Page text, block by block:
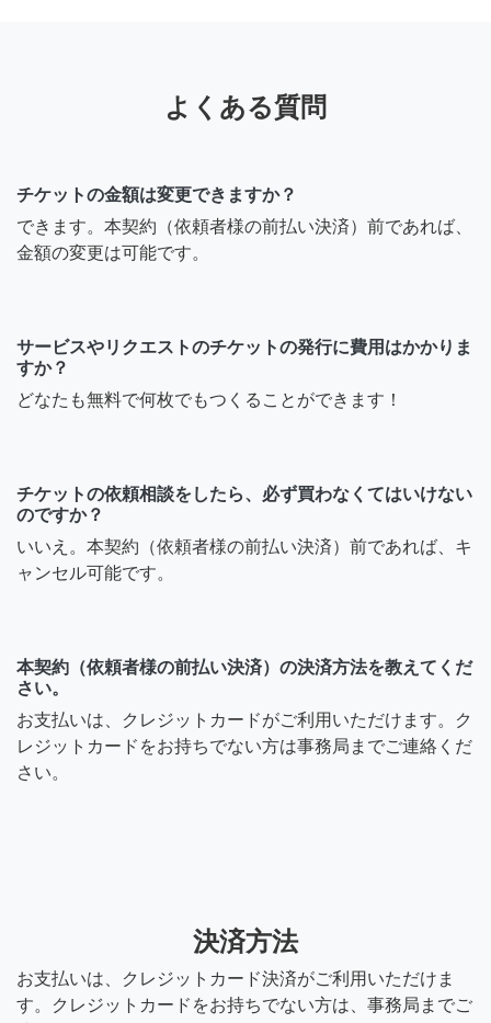
ことがあり、関東のサポー
ターさん達に相談すること
際は、急ぎで向かえる関東
のサポーターさんが見つか
らなかったこともあり、片
力して頂けるサポーターさ
も心強く助かっております
っております。 また、他の
をする事で、参考に出来る
りょーき
った方々の日常に取り入れ
て貰えればと思い付きまし
た。 公開コメントはチケッ
ト毎に分かれてますので、
よくある質問
チケットの金額は変更できますか？
できます。本契約（依頼者様の前払い決済）前であれば、
金額の変更は可能です。
サービスやリクエストのチケットの発行に費用はかかりま
すか？
どなたも無料で何枚でもつくることができます！
チケットの依頼相談をしたら、必ず買わなくてはいけない
のですか？
いいえ。本契約（依頼者様の前払い決済）前であれば、キ
ャンセル可能です。
本契約（依頼者様の前払い決済）の決済方法を教えてくだ
さい。
お支払いは、クレジットカードがご利用いただけます。ク
レジットカードをお持ちでない方は事務局までご連絡くだ
さい。
決済方法
お支払いは、クレジットカード決済がご利用いただけま
す。クレジットカードをお持ちでない方は、事務局までご